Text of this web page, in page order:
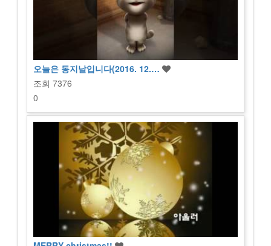
오늘은 동지날입니다(2016. 12.…
조회 7376
0